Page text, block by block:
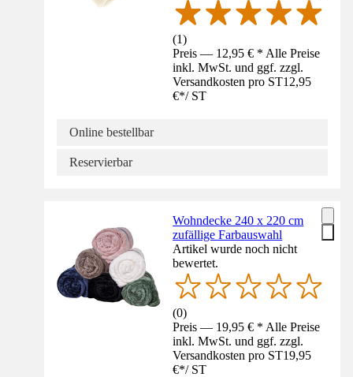
(1)
Preis — 12,95 € * Alle Preise
inkl. MwSt. und ggf. zzgl.
Versandkosten pro ST12,95
€*/ ST
Online bestellbar
Reservierbar
Wohndecke 240 x 220 cm
zufällige Farbauswahl
Artikel wurde noch nicht
bewertet.
(0)
Preis — 19,95 € * Alle Preise
inkl. MwSt. und ggf. zzgl.
Versandkosten pro ST19,95
€*/ ST